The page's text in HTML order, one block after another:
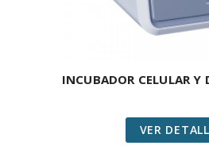
INCUBADOR CELULAR Y
VER